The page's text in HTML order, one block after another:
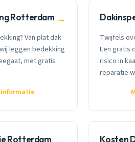
Rotterdam →
Van plat dak
leggen bedekking
met gratis
informatie
Twijfels
Een gratis
risico in
reparatie
Rotterdam
Kosten